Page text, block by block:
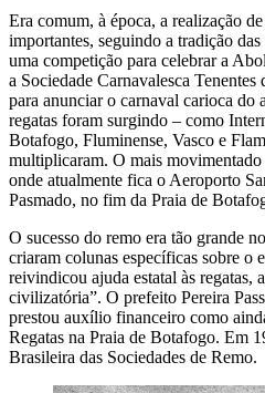
Era comum, à época, a realização
importantes, seguindo a tradição
uma competição para celebrar a
a Sociedade Carnavalesca
para anunciar o carnaval carioca do
regatas foram surgindo – como
Botafogo, Fluminense, Vasco e
multiplicaram. O mais
onde atualmente fica o Aeroporto
Pasmado, no fim da Praia de
O sucesso do remo era tão grande
criaram colunas específicas sobre
reivindicou ajuda estatal às regatas,
civilizatória”. O prefeito Pereira
prestou auxílio financeiro como
Regatas na Praia de Botafogo. Em
Brasileira das Sociedades de Remo.